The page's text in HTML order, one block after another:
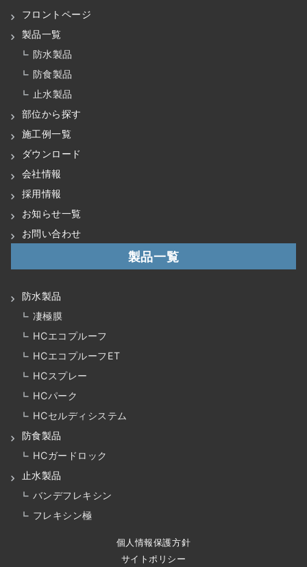
フロントページ
製品一覧
防水製品
防食製品
止水製品
部位から探す
施工例一覧
ダウンロード
会社情報
採用情報
お知らせ一覧
お問い合わせ
製品一覧
防水製品
凄極膜
HCエコプルーフ
HCエコプルーフET
HCスプレー
HCパーク
HCセルディシステム
防食製品
HCガードロック
止水製品
バンデフレキシン
フレキシン極
個人情報保護方針
サイトポリシー